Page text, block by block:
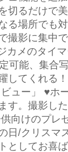
切るだけで
る場所でも
撮影に集中
メのタイ
可能、集合
してくれる
ュー」 ♥ホ
す。撮影し
向けのプレ
日/クリスマ
としてお喜